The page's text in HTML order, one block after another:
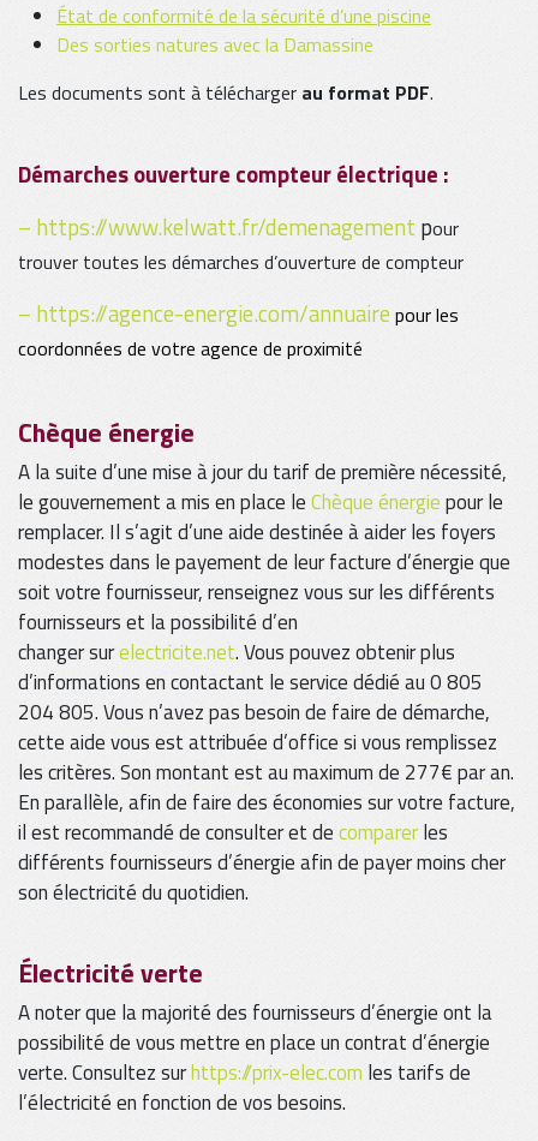
État de conformité de la sécurité d’une piscine
Des sorties natures avec la Damassine
Les documents sont à télécharger au format PDF.
Démarches ouverture compteur électrique :
– https://www.kelwatt.fr/demenagement pour
trouver toutes les démarches d’ouverture de compteur
– https://agence-energie.com/annuairepour les
coordonnées de votre agence de proximité
Chèque énergie
A la suite d’une mise à jour du tarif de première nécessité,
le gouvernement a mis en place leChèque énergiepour le
remplacer. Il s’agit d’une aide destinée à aider les foyers
modestes dans le payement de leur facture d’énergie que
soit votre fournisseur, renseignez vous sur les différents
fournisseurs et la possibilité d’en
changer surelectricite.net. Vous pouvez obtenir plus
d’informations en contactant le service dédié au 0 805
204 805. Vous n’avez pas besoin de faire de démarche,
cette aide vous est attribuée d’office si vous remplissez
les critères. Son montant est au maximum de 277€ par an.
En parallèle, afin de faire des économies sur votre facture,
il est recommandé de consulter et decomparerles
différents fournisseurs d’énergie afin de payer moins cher
son électricité du quotidien.
Électricité verte
A noter que la majorité des fournisseurs d’énergie ont la
possibilité de vous mettre en place un contrat d’énergie
verte. Consultez surhttps://prix-elec.com les tarifs de
l’électricité en fonction de vos besoins.